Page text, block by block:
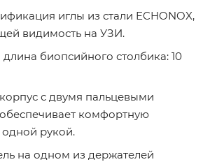
иглы из стали ECHONOX,
видимость на УЗИ.
биопсийного столбика: 10
с двумя пальцевыми
комфортную
рукой.
на одном из держателей